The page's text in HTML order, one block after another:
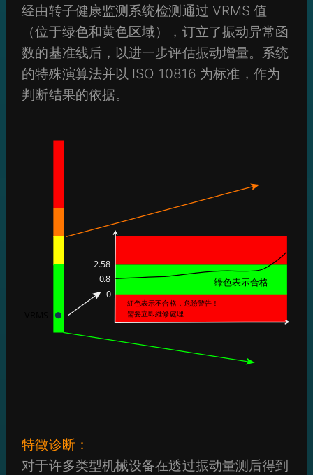
经由转子健康监测系统检测通过 VRMS 值
（位于绿色和黄色区域），订立了振动异常函
数的基准线后，以进一步评估振动增量。系统
的特殊演算法并以 ISO 10816 为标准，作为
判断结果的依据。
特徵诊断：
对于许多类型机械设备在透过振动量测后得到